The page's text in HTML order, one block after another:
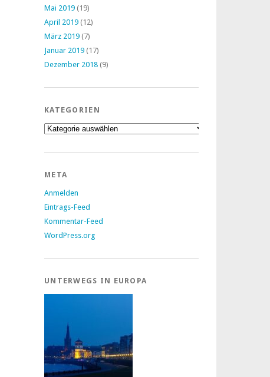
Mai 2019 (19)
April 2019 (12)
März 2019 (7)
Januar 2019 (17)
Dezember 2018 (9)
KATEGORIEN
Kategorien
META
Anmelden
Eintrags-Feed
Kommentar-Feed
WordPress.org
UNTERWEGS IN EUROPA